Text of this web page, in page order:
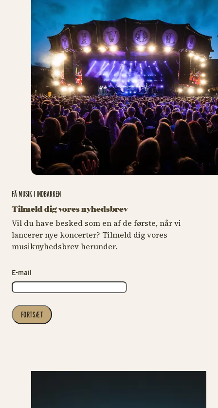
FÅ MUSIK I INDBAKKEN
Tilmeld dig vores nyhedsbrev
Vil du have besked som en af de første, når vi
lancerer nye koncerter? Tilmeld dig vores
musiknyhedsbrev herunder.
E-mail
FORTSÆT